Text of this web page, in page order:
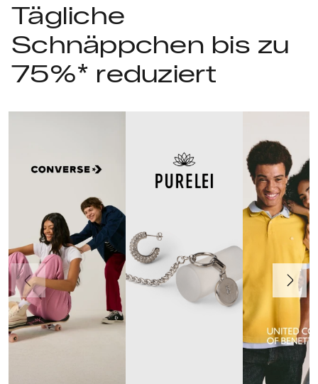
Tägliche
Schnäppchen bis zu
75%* reduziert
Vorherige Weiter